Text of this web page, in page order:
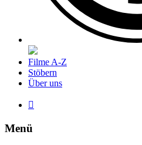
Filme A-Z
Stöbern
Über uns

Menü